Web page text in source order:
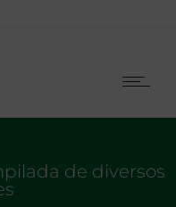
de diversos